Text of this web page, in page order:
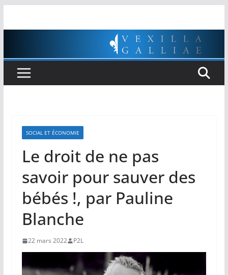
SOCIAL ET ÉCONOMIE
Le droit de ne pas
savoir pour sauver des
bébés !, par Pauline
Blanche
22 mars 2022 P2L